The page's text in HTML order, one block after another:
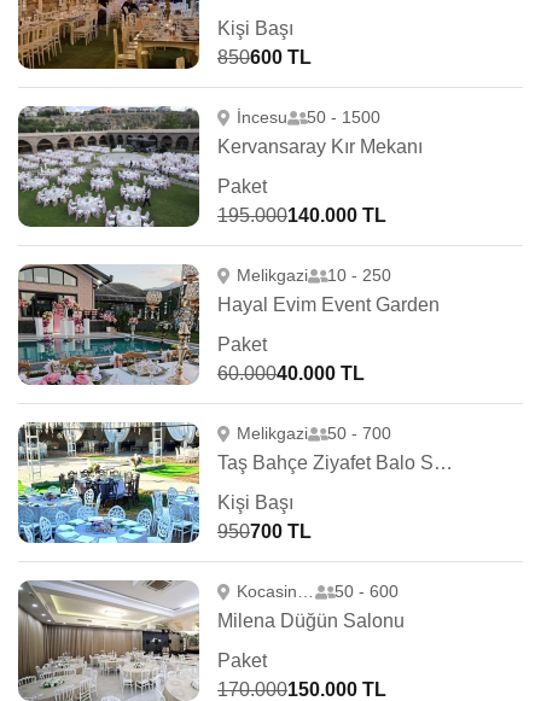
Kişi Başı
850600 TL
İncesu 50 - 1500
Kervansaray Kır Mekanı
Paket
195.000140.000 TL
Melikgazi 10 - 250
Hayal Evim Event Garden
Paket
60.00040.000 TL
Melikgazi 50 - 700
Taş Bahçe Ziyafet Balo Salonu
Kişi Başı
950700 TL
50 - 600
Milena Düğün Salonu
Paket
170.000150.000 TL